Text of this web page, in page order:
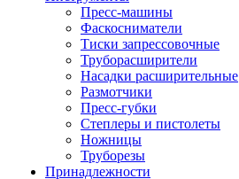
Пресс-машины
Фаскосниматели
Тиски запрессовочные
Труборасширители
Насадки расширительные
Размотчики
Пресс-губки
Степлеры и пистолеты
Ножницы
Труборезы
Принадлежности